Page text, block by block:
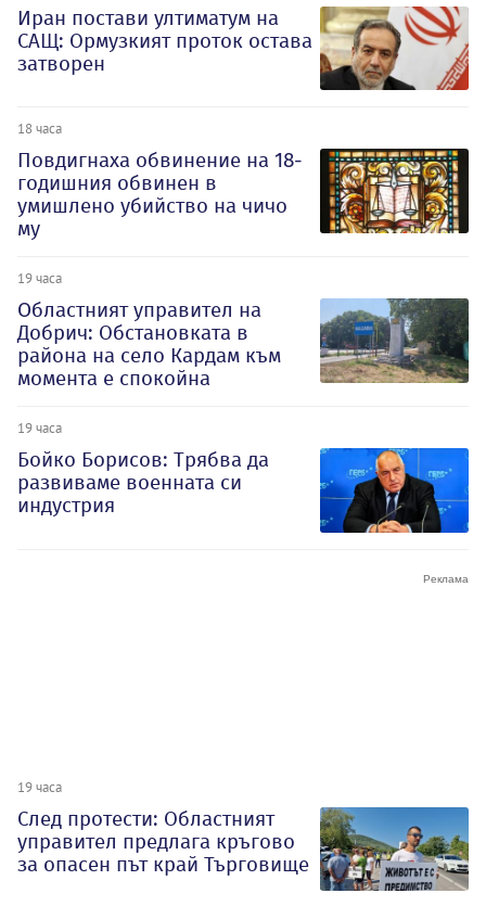
Иран постави ултиматум на
САЩ: Ормузкият проток остава
затворен
18 часа
Повдигнаха обвинение на 18-
годишния обвинен в
умишлено убийство на чичо
му
19 часа
Oбластният управител на
Добрич: Обстановката в
района на село Кардам към
момента е спокойна
19 часа
Бойко Борисов: Трябва да
развиваме военната си
индустрия
19 часа
След протести: Областният
управител предлага кръгово
за опасен път край Търговище